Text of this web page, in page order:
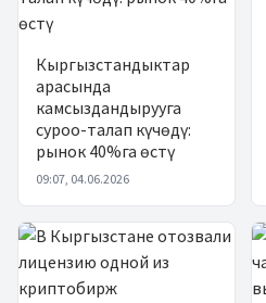
Кыргызстандыктар
арасында
камсыздандырууга
суроо-талап күчөдү:
рынок 40%га өстү
09:07, 04.06.2026